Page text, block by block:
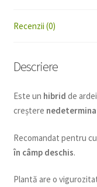
Recenzii (0)
Descriere
Este un hibrid de
creștere
Recomandat pentru
în câmp deschis.
Plantă are o